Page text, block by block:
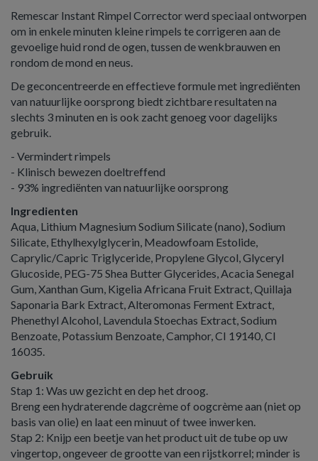
Remescar Instant Rimpel Corrector werd speciaal ontworpen
om in enkele minuten kleine rimpels te corrigeren aan de
gevoelige huid rond de ogen, tussen de wenkbrauwen en
rondom de mond en neus.
De geconcentreerde en effectieve formule met ingrediënten
van natuurlijke oorsprong biedt zichtbare resultaten na
slechts 3 minuten en is ook zacht genoeg voor dagelijks
gebruik.
- Vermindert rimpels
- Klinisch bewezen doeltreffend
- 93% ingrediënten van natuurlijke oorsprong
Ingredienten
Aqua, Lithium Magnesium Sodium Silicate (nano), Sodium
Silicate, Ethylhexylglycerin, Meadowfoam Estolide,
Caprylic/Capric Triglyceride, Propylene Glycol, Glyceryl
Glucoside, PEG-75 Shea Butter Glycerides, Acacia Senegal
Gum, Xanthan Gum, Kigelia Africana Fruit Extract, Quillaja
Saponaria Bark Extract, Alteromonas Ferment Extract,
Phenethyl Alcohol, Lavendula Stoechas Extract, Sodium
Benzoate, Potassium Benzoate, Camphor, CI 19140, CI
16035.
Gebruik
Stap 1: Was uw gezicht en dep het droog.
Breng een hydraterende dagcrème of oogcrème aan (niet op
basis van olie) en laat een minuut of twee inwerken.
Stap 2: Knijp een beetje van het product uit de tube op uw
vingertop, ongeveer de grootte van een rijstkorrel; minder is